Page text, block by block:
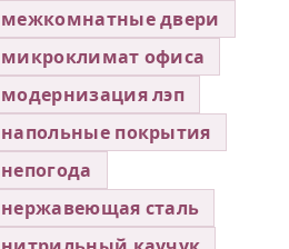
межкомнатные двери
микроклимат офиса
модернизация лэп
напольные покрытия
непогода
нержавеющая сталь